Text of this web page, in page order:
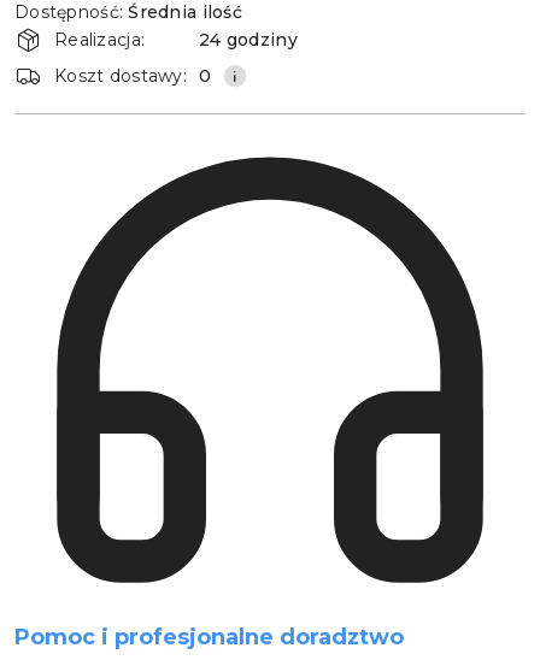
i
dostawa
Dostępność: Średnia ilość
Realizacja:
24 godziny
Koszt dostawy:
0
Pomoc i profesjonalne doradztwo